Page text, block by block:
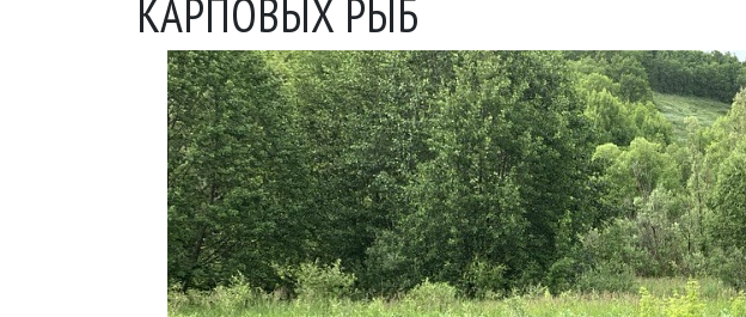
КАРПОВЫХ РЫБ